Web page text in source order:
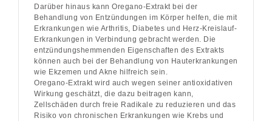
Darüber hinaus kann Oregano-Extrakt bei der
Behandlung von Entzündungen im Körper helfen, die mit
Erkrankungen wie Arthritis, Diabetes und Herz-Kreislauf-
Erkrankungen in Verbindung gebracht werden. Die
entzündungshemmenden Eigenschaften des Extrakts
können auch bei der Behandlung von Hauterkrankungen
wie Ekzemen und Akne hilfreich sein.
Oregano-Extrakt wird auch wegen seiner antioxidativen
Wirkung geschätzt, die dazu beitragen kann,
Zellschäden durch freie Radikale zu reduzieren und das
Risiko von chronischen Erkrankungen wie Krebs und